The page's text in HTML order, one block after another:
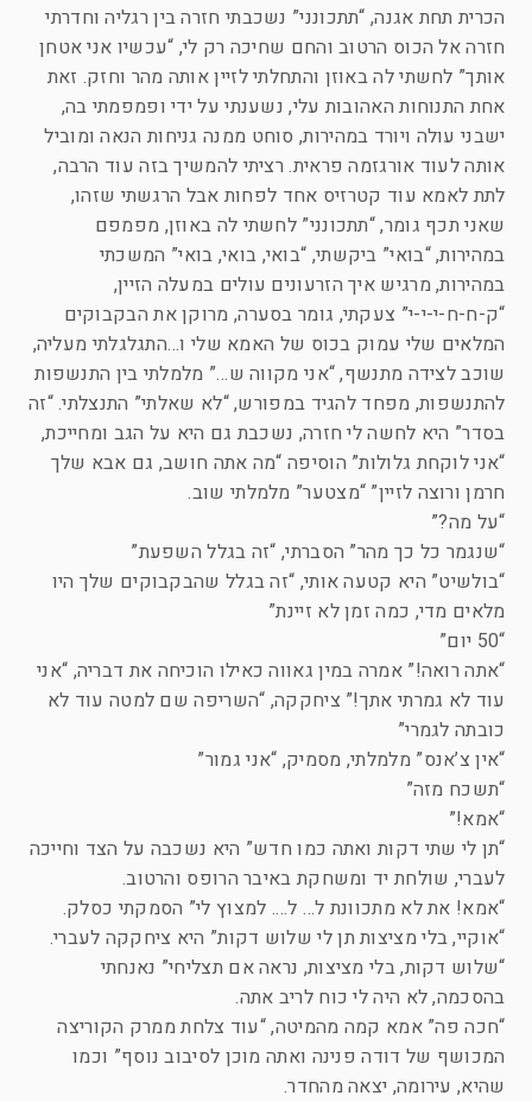
הכרית תחת אגנה, “תתכונני” נשכבתי חזרה בין רגליה וחדרתי
חזרה אל הכוס הרטוב והחם שחיכה רק לי, “עכשיו אני אטחן
אותך” לחשתי לה באוזן והתחלתי לזיין אותה מהר וחזק. זאת
אחת התנוחות האהובות עלי, נשענתי על ידי ופמפמתי בה,
ישבני עולה ויורד במהירות, סוחט ממנה גניחות הנאה ומוביל
אותה לעוד אורגזמה פראית. רציתי להמשיך בזה עוד הרבה,
לתת לאמא עוד קטרזיס אחד לפחות אבל הרגשתי שזהו,
שאני תכף גומר, “תתכונני” לחשתי לה באוזן, מפמפם
במהירות, “בואי” ביקשתי, “בואי, בואי, בואי” המשכתי
במהירות, מרגיש איך הזרעונים עולים במעלה הזיין,
“ק-ח-ח-י-י-י” צעקתי, גומר בסערה, מרוקן את הבקבוקים
המלאים שלי עמוק בכוס של האמא שלי ו…התגלגלתי מעליה,
שוכב לצידה מתנשף, “אני מקווה ש…” מלמלתי בין התנשפות
להתנשפות, מפחד להגיד במפורש, “לא שאלתי” התנצלתי. “זה
בסדר” היא לחשה לי חזרה, נשכבת גם היא על הגב ומחייכת,
“אני לוקחת גלולות” הוסיפה “מה אתה חושב, גם אבא שלך
חרמן ורוצה לזיין” “מצטער” מלמלתי שוב.
“על מה?”
“שנגמר כל כך מהר” הסברתי, “זה בגלל השפעת”
“בולשיט” היא קטעה אותי, “זה בגלל שהבקבוקים שלך היו
מלאים מדי, כמה זמן לא זיינת”
“50 יום”
“אתה רואה!” אמרה במין גאווה כאילו הוכיחה את דבריה, “אני
עוד לא גמרתי אתך!” ציחקקה, “השריפה שם למטה עוד לא
כובתה לגמרי”
“אין צ’אנס” מלמלתי, מסמיק, “אני גמור”
“תשכח מזה”
“אמא!”
“תן לי שתי דקות ואתה כמו חדש” היא נשכבה על הצד וחייכה
לעברי, שולחת יד ומשחקת באיבר הרופס והרטוב.
“אמא! את לא מתכוונת ל… ל…. למצוץ לי” הסמקתי כסלק.
“אוקיי, בלי מציצות תן לי שלוש דקות” היא ציחקקה לעברי.
“שלוש דקות, בלי מציצות, נראה אם תצליחי” נאנחתי
בהסכמה, לא היה לי כוח לריב אתה.
“חכה פה” אמא קמה מהמיטה, “עוד צלחת ממרק הקוריצה
המכושף של דודה פנינה ואתה מוכן לסיבוב נוסף” וכמו
שהיא, עירומה, יצאה מהחדר.